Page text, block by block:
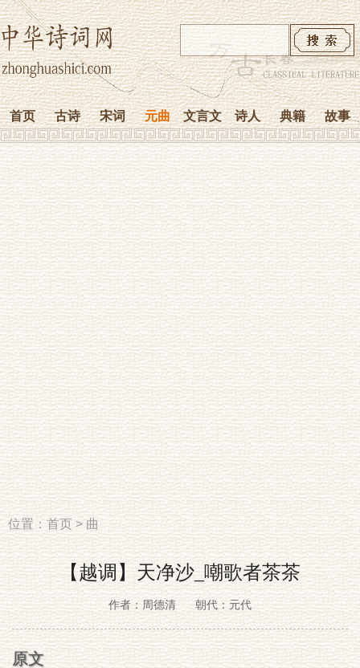
首页 古诗 宋词 元曲 文言文 诗人 典籍 故事
位置：首页>曲
【越调】天净沙_嘲歌者茶茶
作者：周德清 朝代：元代
原文